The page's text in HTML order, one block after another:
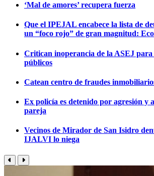
‘Mal de amores’ recupera fuerza
Que el IPEJAL encabece la lista de
un “foco rojo” de gran magnitud:
Critican inoperancia de la ASEJ
públicos
Catean centro de fraudes
Ex policía es detenido por agresión y
pareja
Vecinos de Mirador de San Isidro
IJALVI lo niega